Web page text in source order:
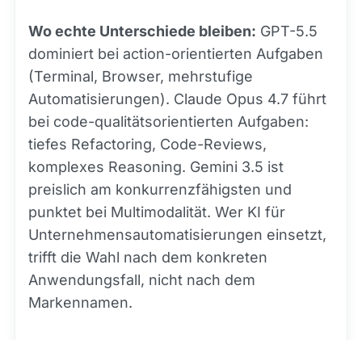
Wo echte Unterschiede bleiben: GPT-5.5
dominiert bei action-orientierten Aufgaben
(Terminal, Browser, mehrstufige
Automatisierungen). Claude Opus 4.7 führt
bei code-qualitätsorientierten Aufgaben:
tiefes Refactoring, Code-Reviews,
komplexes Reasoning. Gemini 3.5 ist
preislich am konkurrenzfähigsten und
punktet bei Multimodalität. Wer KI für
Unternehmensautomatisierungen einsetzt,
trifft die Wahl nach dem konkreten
Anwendungsfall, nicht nach dem
Markennamen.